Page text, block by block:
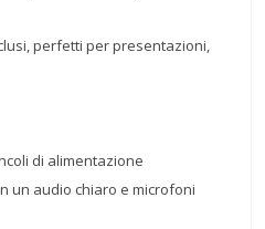
perfetti per presentazioni,
di alimentazione
un audio chiaro e microfoni